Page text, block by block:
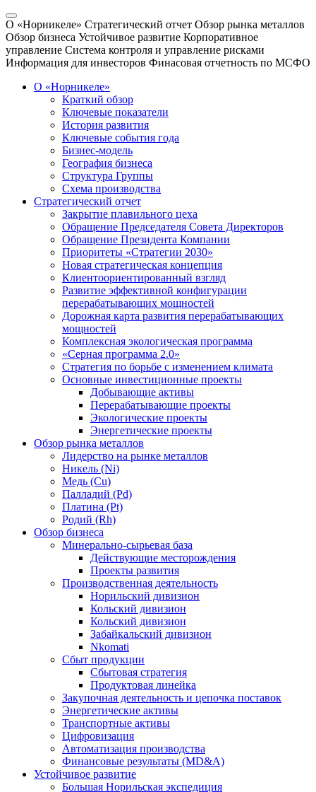
О «Норникеле» Стратегический отчет Обзор рынка металлов
Обзор бизнеса Устойчивое развитие Корпоративное
управление Система контроля и управление рисками
Информация для инвесторов Финасовая отчетность по МСФО
О «Норникеле»
Краткий обзор
Ключевые показатели
История развития
Ключевые события года
Бизнес-модель
География бизнеса
Структура Группы
Схема производства
Стратегический отчет
Закрытие плавильного цеха
Обращение Председателя Совета Директоров
Обращение Президента Компании
Приоритеты «Стратегии 2030»
Новая стратегическая концепция
Клиентоориентированный взгляд
Развитие эффективной конфигурации
перерабатывающих мощностей
Дорожная карта развития перерабатывающих
мощностей
Комплексная экологическая программа
«Серная программа 2.0»
Стратегия по борьбе с изменением климата
Основные инвестиционные проекты
Добывающие активы
Перерабатывающие проекты
Экологические проекты
Энергетические проекты
Обзор рынка металлов
Лидерство на рынке металлов
Никель (Ni)
Медь (Cu)
Палладий (Pd)
Платина (Pt)
Родий (Rh)
Обзор бизнеса
Минерально-сырьевая база
Действующие месторождения
Проекты развития
Производственная деятельность
Норильский дивизион
Кольский дивизион
Кольский дивизион
Забайкальский дивизион
Nkomati
Сбыт продукции
Сбытовая стратегия
Продуктовая линейка
Закупочная деятельность и цепочка поставок
Энергетические активы
Транспортные активы
Цифровизация
Автоматизация производства
Финансовые результаты (MD&A)
Устойчивое развитие
Большая Норильская экспедиция